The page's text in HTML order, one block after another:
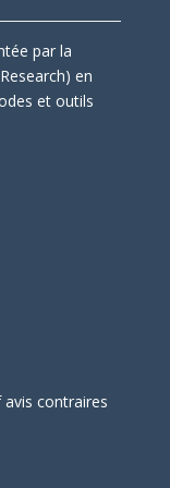
par la
en
et outils
contraires